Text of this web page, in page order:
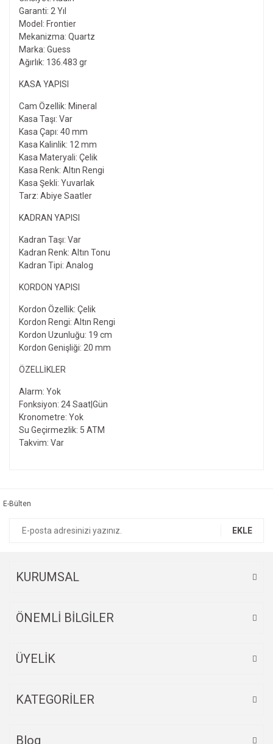
Garanti: 2 Yıl
Model: Frontier
Mekanizma: Quartz
Marka: Guess
Ağırlık: 136.483 gr
KASA YAPISI
Cam Özellik: Mineral
Kasa Taşı: Var
Kasa Çapı: 40 mm
Kasa Kalinlik: 12 mm
Kasa Materyali: Çelik
Kasa Renk: Altın Rengi
Kasa Şekli: Yuvarlak
Tarz: Abiye Saatler
KADRAN YAPISI
Kadran Taşı: Var
Kadran Renk: Altın Tonu
Kadran Tipi: Analog
KORDON YAPISI
Kordon Özellik: Çelik
Kordon Rengi: Altın Rengi
Kordon Uzunluğu: 19 cm
Kordon Genişliği: 20 mm
ÖZELLIKLER
Alarm: Yok
Fonksiyon: 24 Saat|Gün
Kronometre: Yok
Su Geçirmezlik: 5 ATM
Takvim: Var
Ürün fiyatı diğer sitelerden daha pahalı.
E-Bülten
EKLE
KURUMSAL
ÖNEMLİ BİLGİLER
ÜYELİK
KATEGORİLER
Blog